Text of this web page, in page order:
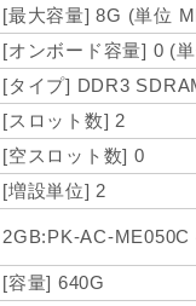
[最大容量] 8G (単位
[オンボード容量] 0 (
[タイプ] DDR3
[スロット数] 2
[空スロット数] 0
[増設単位] 2
2GB:PK-AC-
[容量] 640G